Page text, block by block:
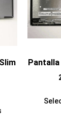
Pantalla